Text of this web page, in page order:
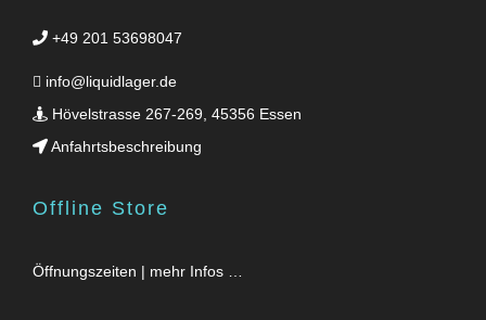
+49 201 53698047
info@liquidlager.de
Hövelstrasse 267-269, 45356 Essen
Anfahrtsbeschreibung
Offline Store
Öffnungszeiten | mehr Infos …